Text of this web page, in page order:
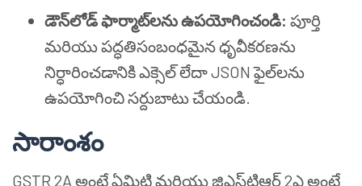
డౌన్‌లోడ్ ఫార్మాట్‌లను ఉపయోగించండి: పూర్తి
మరియు పద్ధతిసంబంధమైన ధృవీకరణను
నిర్ధారించడానికి ఎక్సెల్ లేదా JSON ఫైల్‌లను
ఉపయోగించి సర్దుబాటు చేయండి.
సారాంశం
GSTR 2A అంటే ఏమిటి మరియు జిఎస్‌టి‌ఆర్ 2ఎ అంటే